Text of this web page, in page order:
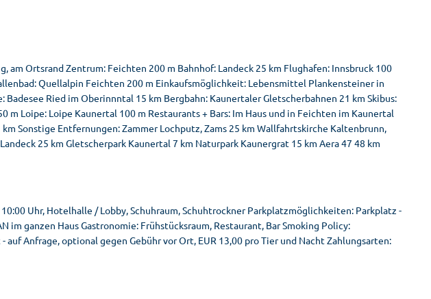
am Ortsrand Zentrum: Feichten 200 m Bahnhof: Landeck 25 km Flughafen: Innsbruck 100
Quellalpin Feichten 200 m Einkaufsmöglichkeit: Lebensmittel Plankensteiner in
Badesee Ried im Oberinnntal 15 km Bergbahn: Kaunertaler Gletscherbahnen 21 km Skibus:
m Loipe: Loipe Kaunertal 100 m Restaurants + Bars: Im Haus und in Feichten im Kaunertal
Sonstige Entfernungen: Zammer Lochputz, Zams 25 km Wallfahrtskirche Kaltenbrunn,
25 km Gletscherpark Kaunertal 7 km Naturpark Kaunergrat 15 km Aera 47 48 km
Uhr, Hotelhalle / Lobby, Schuhraum, Schuhtrockner Parkplatzmöglichkeiten: Parkplatz -
ganzen Haus Gastronomie: Frühstücksraum, Restaurant, Bar Smoking Policy:
Anfrage, optional gegen Gebühr vor Ort, EUR 13,00 pro Tier und Nacht Zahlungsarten: